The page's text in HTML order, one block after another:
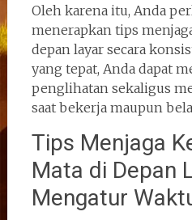
Oleh karena itu, Anda
menerapkan tips
depan layar secara
yang tepat, Anda dapat
penglihatan sekaligus
saat bekerja maupun
Tips Menjaga
Mata di Depan
Mengatur